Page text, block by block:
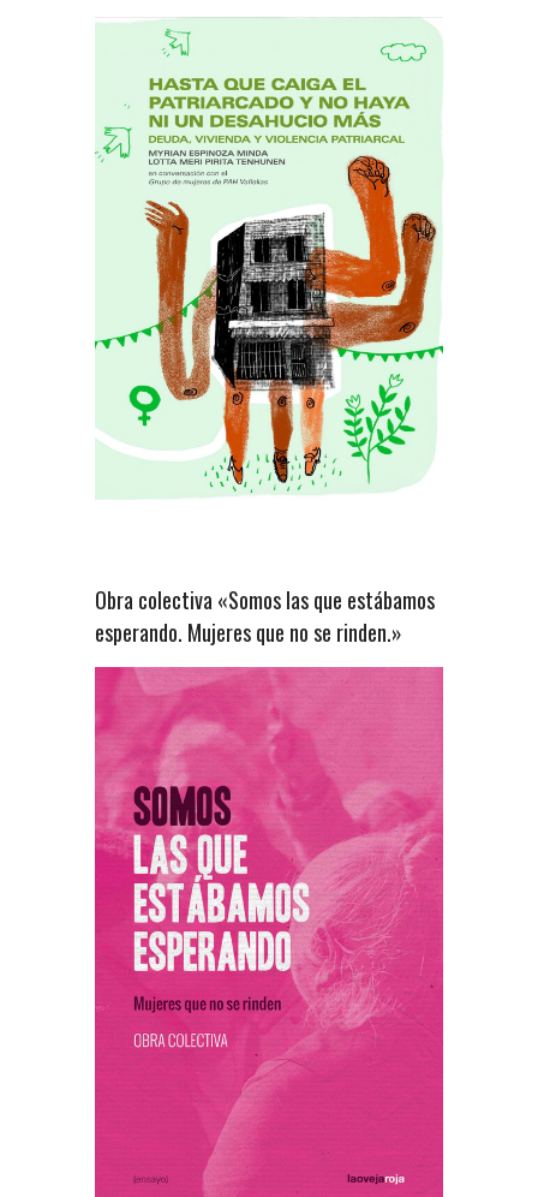
Obra colectiva «Somos las que estábamos
esperando. Mujeres que no se rinden.»